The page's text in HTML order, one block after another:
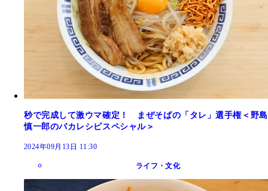
秒で完成して激ウマ確定！ まぜそばの「タレ」選手権＜野島
慎一郎のバカレシピスペシャル＞
2024年09月13日 11:30
ライフ・文化